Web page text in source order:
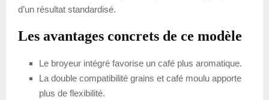
d’un résultat standardisé.
Les avantages concrets de ce modèle
Le broyeur intégré favorise un café plus aromatique.
La double compatibilité grains et café moulu apporte
plus de flexibilité.